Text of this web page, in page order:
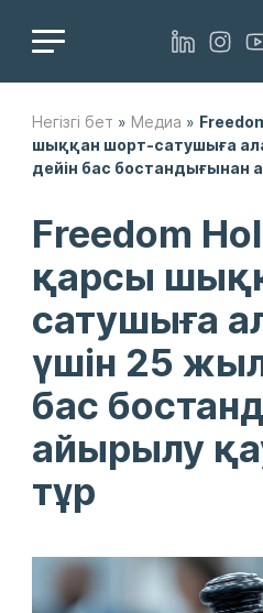
Негізгі бет » Медиа »
шыққан шорт-сатушыға
дейін бас бостандығынан
Freedom
қарсы
сатушыға
үшін 25
бас
айырылу
тұр